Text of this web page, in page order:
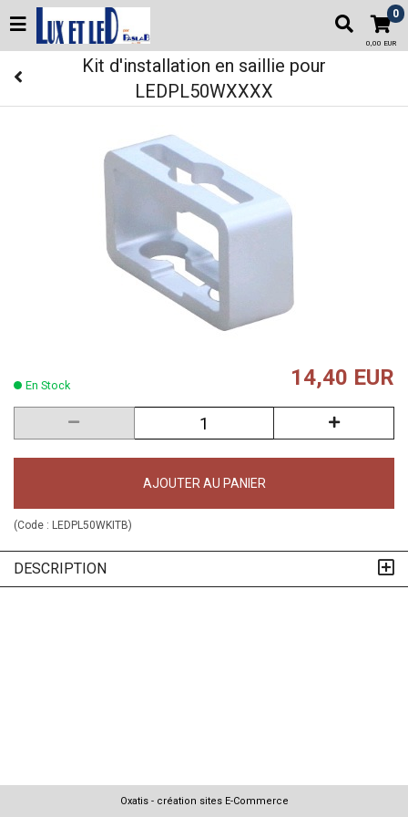
0
0,00 EUR
Kit d'installation en saillie pour
LEDPL50WXXXX
En Stock 14,40 EUR
AJOUTER AU PANIER
(Code : LEDPL50WKITB)
DESCRIPTION
Oxatis - création sites E-Commerce